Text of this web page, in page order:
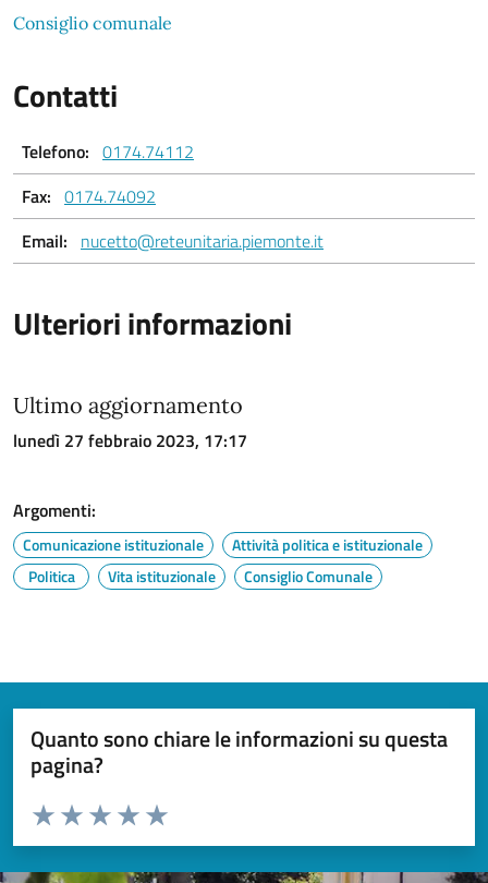
Consiglio comunale
Contatti
Telefono: 0174.74112
Fax: 0174.74092
Email: nucetto@reteunitaria.piemonte.it
Ulteriori informazioni
Ultimo aggiornamento
lunedì 27 febbraio 2023, 17:17
Argomenti:
Comunicazione istituzionale
Attività politica e istituzionale
Politica
Vita istituzionale Consiglio Comunale
Quanto sono chiare le informazioni su questa
pagina?
Valuta da 1 a 5 stelle la pagina
Valuta 5 stelle su 5
Valuta 4 stelle su 5
Valuta 3 stelle su 5
Valuta 2 stelle su 5
Valuta 1 stelle su 5